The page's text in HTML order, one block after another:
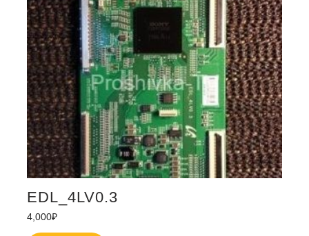
EDL_4LV0.3
4,000₽